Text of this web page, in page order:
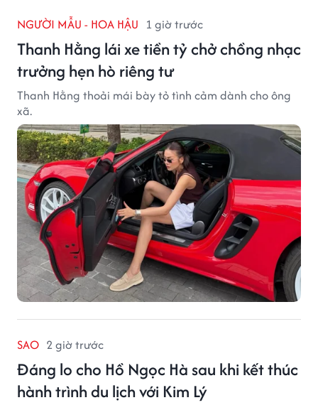
NGƯỜI MẪU - HOA HẬU 1 giờ trước
Thanh Hằng lái xe tiền tỷ chở chồng nhạc
trưởng hẹn hò riêng tư
Thanh Hằng thoải mái bày tỏ tình cảm dành cho ông
xã.
SAO 2 giờ trước
Đáng lo cho Hồ Ngọc Hà sau khi kết thúc
hành trình du lịch với Kim Lý